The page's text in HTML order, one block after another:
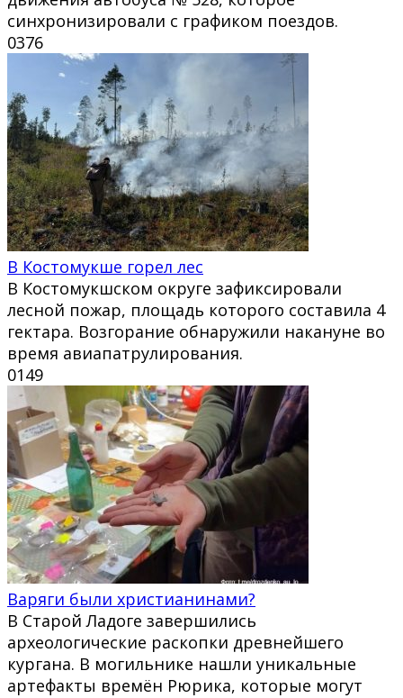
синхронизировали с графиком поездов.
0376
В Костомукше горел лес
В Костомукшском округе зафиксировали
лесной пожар, площадь которого составила 4
гектара. Возгорание обнаружили накануне во
время авиапатрулирования.
0149
Варяги были христианинами?
В Старой Ладоге завершились
археологические раскопки древнейшего
кургана. В могильнике нашли уникальные
артефакты времён Рюрика, которые могут